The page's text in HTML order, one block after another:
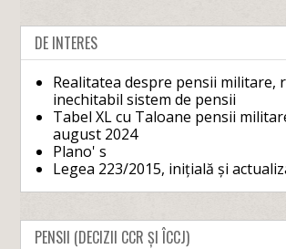
DE INTERES
Realitatea despre pensii militare,
inechitabil sistem de pensii
Tabel XL cu Taloane pensii
august 2024
Plano' s
Legea 223/2015, inițială și
PENSII (DECIZII CCR ȘI ÎCCJ)